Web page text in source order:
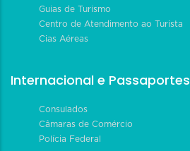
Guias de Turismo
Centro de Atendimento ao Turista
Cias Aéreas
Internacional e Passaportes
Consulados
Câmaras de Comércio
Polícia Federal